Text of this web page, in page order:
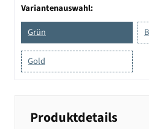
Variantenauswahl:
Grün
Gold
Produktdetails